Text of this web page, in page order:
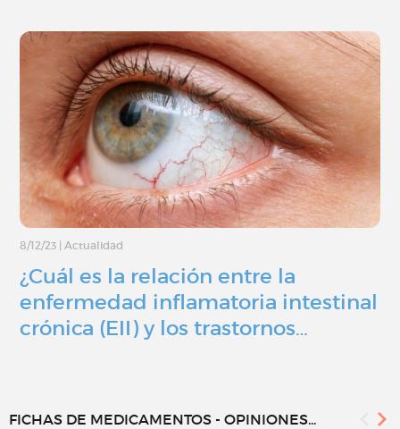
8/12/23 | Actualidad
¿Cuál es la relación entre la
enfermedad inflamatoria intestinal
crónica (EII) y los trastornos…
FICHAS DE MEDICAMENTOS - OPINIONES...